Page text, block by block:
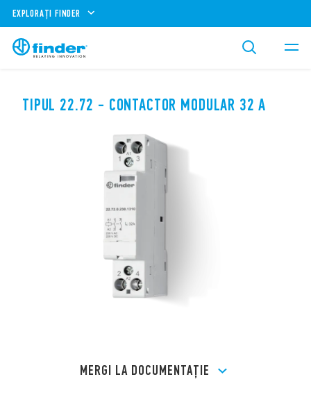
EXPLORAȚI FINDER
TIPUL 22.72 - CONTACTOR MODULAR 32 A
MERGI LA DOCUMENTAȚIE